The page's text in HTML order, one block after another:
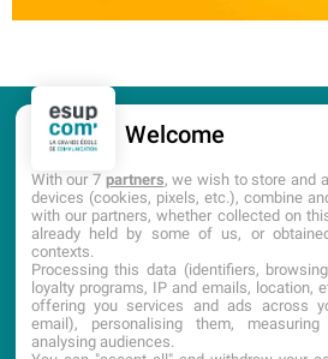
CANDIDATURE
Welcome
With our 7 partners, we wish to store and
devices (cookies, pixels, etc.), combine
with our partners, whether collected on
already held by some of us, or
contexts.
Processing this data (identifiers,
loyalty programs, IP and emails, location,
offering you services and ads across
email), personalising them,
analysing audiences.